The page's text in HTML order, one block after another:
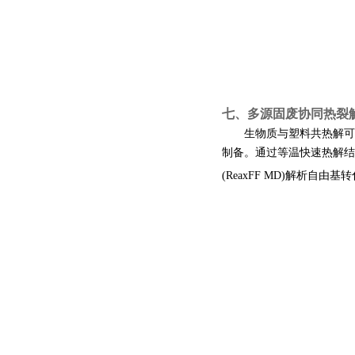
七、多源固废协同热裂
生物质与塑料共热解
制备。通过等温快速热解
(ReaxFF MD)解析自由基